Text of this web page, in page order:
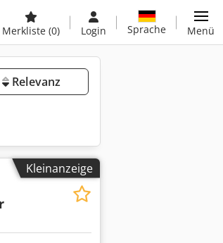
Merkliste (0) Login Sprache Menü
Relevanz
Kleinanzeige